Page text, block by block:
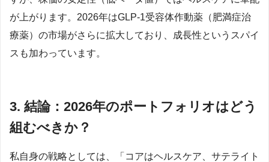
が上がります。2026年はGLP-1受容体作動薬（肥満症治
療薬）の市場がさらに拡大しており、成長性というスパイ
スも加わっています。
3. 結論：2026年のポートフォリオはどう
組むべきか？
私自身の戦略としては、「コアはヘルスケア、サテライト